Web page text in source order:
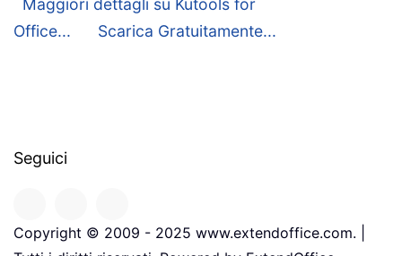
Maggiori dettagli su Kutools for
Office...
Scarica Gratuitamente...
Seguici
Copyright © 2009 - 2025 www.extendoffice.com. |